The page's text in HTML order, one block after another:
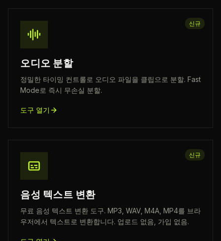
신규
오디오 분할
정밀한 타이밍 컨트롤로 오디오 파일을 클립으로 분할. Fast
Mode로 즉시 무손실 분할.
도구 열기
신규
음성 텍스트 변환
무료 음성 텍스트 변환 도구. MP3, WAV, M4A, MP4를 브라
우저에서 텍스트로 변환합니다. 업로드 없음, 가입 없음.